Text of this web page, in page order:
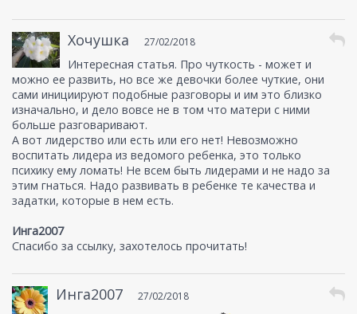
Хочушка 27/02/2018
Интересная статья. Про чуткость - может и
можно ее развить, но все же девочки более чуткие, они
сами инициируют подобные разговоры и им это близко
изначально, и дело вовсе не в том что матери с ними
больше разговаривают.
А вот лидерство или есть или его нет! Невозможно
воспитать лидера из ведомого ребенка, это только
психику ему ломать! Не всем быть лидерами и не надо за
этим гнаться. Надо развивать в ребенке те качества и
задатки, которые в нем есть.
Инга2007
Спасибо за ссылку, захотелось прочитать!
Инга2007 27/02/2018